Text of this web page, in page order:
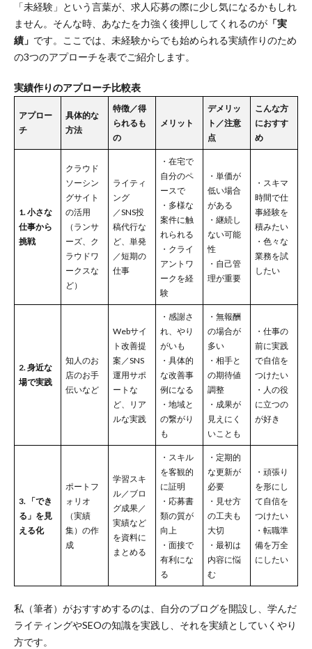
「未経験」という言葉が、求人応募の際に少し気になるかもしれ
ません。そんな時、あなたを力強く後押ししてくれるのが 「実
績」 です。ここでは、未経験からでも始められる実績作りのため
の3つのアプローチを表でご紹介します。
実績作りのアプローチ比較表
アプロー
チ
具体的な
方法
特徴／得
られるも
の
メリット
デメリッ
ト／注意
点
こんな方
におすす
め
1. 小さな
仕事から
挑戦
クラウド
ソーシン
グサイト
の活用
（ランサ
ーズ、ク
ラウドワ
ークスな
ど）
ライティ
ング
／SNS投
稿代行な
ど、単発
／短期の
仕事
・在宅で
自分のペ
ースで
・多様な
案件に触
れられる
・クライ
アントワ
ークを経
験
・単価が
低い場合
がある
・継続し
ない可能
性
・自己管
理が重要
・スキマ
時間で仕
事経験を
積みたい
・色々な
業務を試
したい
2. 身近な
場で実践
知人のお
店のお手
伝いなど
Webサイ
ト改善提
案／SNS
運用サポ
ートな
ど、リア
ルな実践
・感謝さ
れ、やり
がいも
・具体的
な改善事
例になる
・地域と
の繋がり
も
・無報酬
の場合が
多い
・相手と
の期待値
調整
・成果が
見えにく
いことも
・仕事の
前に実践
で自信を
つけたい
・人の役
に立つの
が好き
3. 「でき
る」を見
える化
ポートフ
ォリオ
（実績
集）の作
成
学習スキ
ル／ブロ
グ成果／
実績など
を資料に
まとめる
・スキル
を客観的
に証明
・応募書
類の質が
向上
・面接で
有利にな
る
・定期的
な更新が
必要
・見せ方
の工夫も
大切
・最初は
内容に悩
む
・頑張り
を形にし
て自信を
つけたい
・転職準
備を万全
にしたい
私（筆者）がおすすめするのは、自分のブログを開設し、学んだ
ライティングやSEOの知識を実践し、それを実績としていくやり
方です。